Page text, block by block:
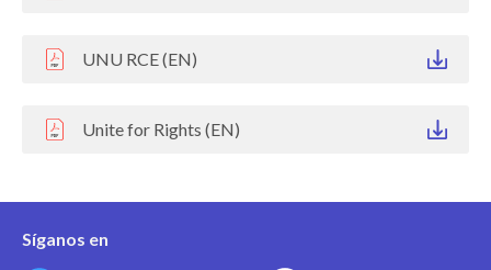
UNU RCE (EN)
Unite for Rights (EN)
Síganos en